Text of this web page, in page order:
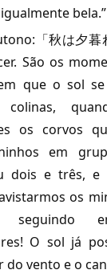
bela.”
「秋は夕暮
São os
que o sol
os corvos
em
dois e três, e
os
O sol já
do vento e o